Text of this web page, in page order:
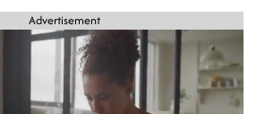
Advertisement